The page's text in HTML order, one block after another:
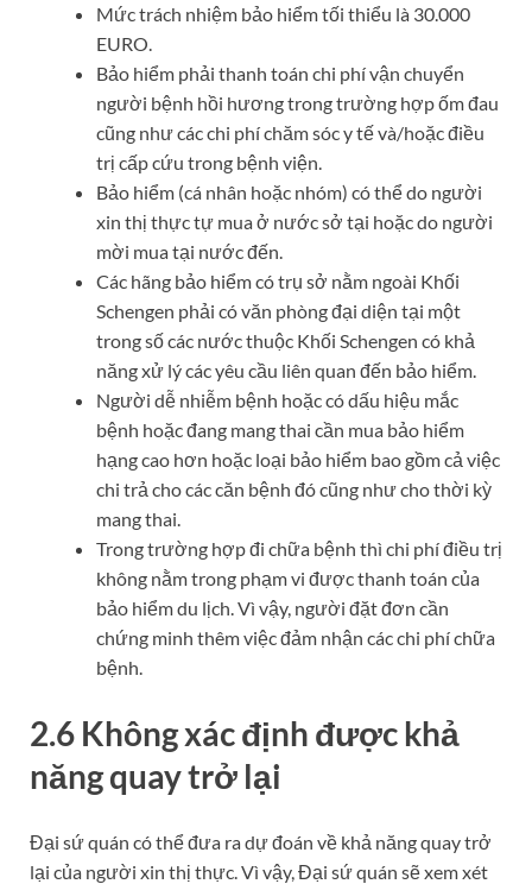
Mức trách nhiệm bảo hiểm tối thiểu là 30.000
EURO.
Bảo hiểm phải thanh toán chi phí vận chuyển
người bệnh hồi hương trong trường hợp ốm đau
cũng như các chi phí chăm sóc y tế và/hoặc điều
trị cấp cứu trong bệnh viện.
Bảo hiểm (cá nhân hoặc nhóm) có thể do người
xin thị thực tự mua ở nước sở tại hoặc do người
mời mua tại nước đến.
Các hãng bảo hiểm có trụ sở nằm ngoài Khối
Schengen phải có văn phòng đại diện tại một
trong số các nước thuộc Khối Schengen có khả
năng xử lý các yêu cầu liên quan đến bảo hiểm.
Người dễ nhiễm bệnh hoặc có dấu hiệu mắc
bệnh hoặc đang mang thai cần mua bảo hiểm
hạng cao hơn hoặc loại bảo hiểm bao gồm cả việc
chi trả cho các căn bệnh đó cũng như cho thời kỳ
mang thai.
Trong trường hợp đi chữa bệnh thì chi phí điều trị
không nằm trong phạm vi được thanh toán của
bảo hiểm du lịch. Vì vậy, người đặt đơn cần
chứng minh thêm việc đảm nhận các chi phí chữa
bệnh.
2.6 Không xác định được khả
năng quay trở lại
Đại sứ quán có thể đưa ra dự đoán về khả năng quay trở
lại của người xin thị thực. Vì vậy, Đại sứ quán sẽ xem xét